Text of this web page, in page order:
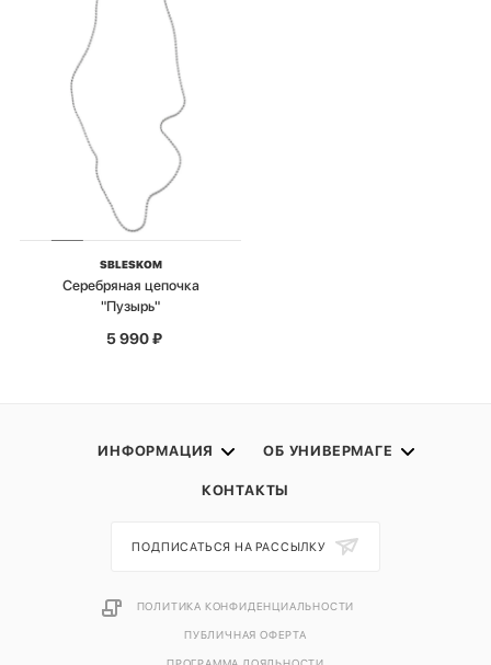
SBLESKOM
Серебряная цепочка
"Пузырь"
5 990₽
ИНФОРМАЦИЯ ОБ УНИВЕРМАГЕ
КОНТАКТЫ
ПОДПИСАТЬСЯ НА РАССЫЛКУ
ПОЛИТИКА КОНФИДЕНЦИАЛЬНОСТИ
ПУБЛИЧНАЯ ОФЕРТА